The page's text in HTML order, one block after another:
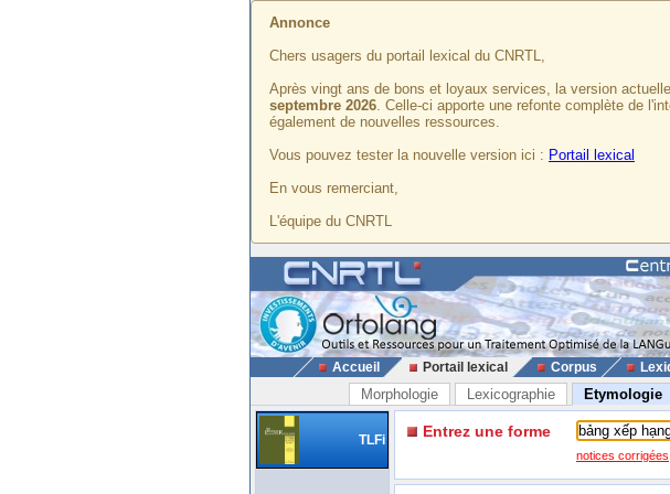
Annonce
Chers usagers du portail lexical du CNRTL,
Après vingt ans de bons et loyaux services, la version
septembre 2026. Celle-ci apporte une refonte complète de
également de nouvelles ressources.
Vous pouvez tester la nouvelle version ici : Portail lexical
En vous remerciant,
L'équipe du CNRTL
Accueil Portail lexical Corpus
Morphologie Lexicographie Etymologie
TLFi Entrez une forme
notices corrigées